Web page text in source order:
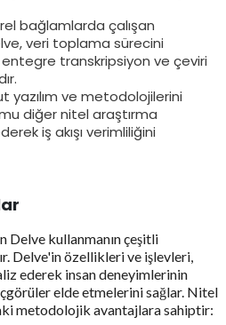
bağlamlarda çalışan
veri toplama sürecini
transkripsiyon ve çeviri
yazılım ve metodolojilerini
diğer nitel araştırma
iş akışı verimliliğini
kullanmanın çeşitli
Delve'in özellikleri ve işlevleri,
ederek insan deneyimlerinin
elde etmelerini sağlar. Nitel
metodolojik avantajlara sahiptir: